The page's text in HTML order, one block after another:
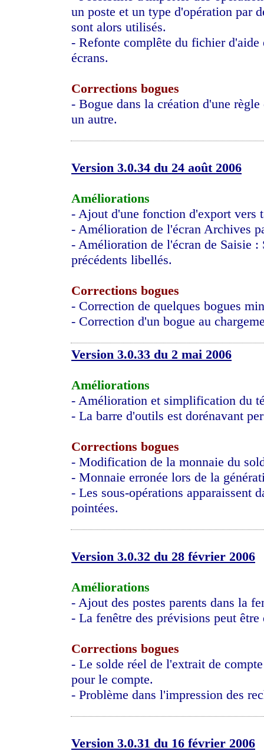
un poste et un type d'opération par
sont alors utilisés.
- Refonte complête du fichier d'aide
écrans.
Corrections bogues
- Bogue dans la création d'une
un autre.
Version 3.0.34 du 24 août 2006
Améliorations
- Ajout d'une fonction d'export vers
- Amélioration de l'écran Archives
- Amélioration de l'écran de Saisie
précédents libellés.
Corrections bogues
- Correction de quelques bogues
- Correction d'un bogue au
Version 3.0.33 du 2 mai 2006
Améliorations
- Amélioration et simplification du
- La barre d'outils est dorénavant
Corrections bogues
- Modification de la monnaie du
- Monnaie erronée lors de la
- Les sous-opérations apparaissent
pointées.
Version 3.0.32 du 28 février 2006
Améliorations
- Ajout des postes parents dans la
- La fenêtre des prévisions peut
Corrections bogues
- Le solde réel de l'extrait de
pour le compte.
- Problème dans l'impression des
Version 3.0.31 du 16 février 2006